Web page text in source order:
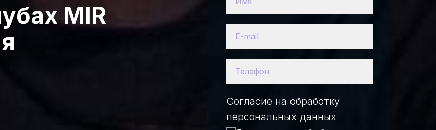
MIR
Согласие на обработку
персональных данных